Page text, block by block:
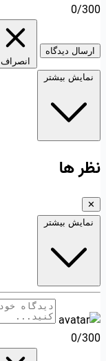
0/300
ارسال دیدگاه
انصراف
نمایش بیشتر
نظر ها
✕
نمایش بیشتر
0/300